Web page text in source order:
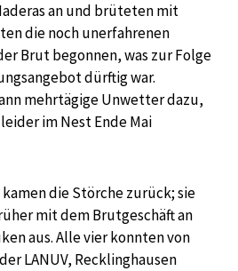
an und brüteten mit
die noch unerfahrenen
Brut begonnen, was zur Folge
dürftig war.
mehrtägige Unwetter dazu,
im Nest Ende Mai
kamen die Störche zurück; sie
mit dem Brutgeschäft an
aus. Alle vier konnten von
LANUV, Recklinghausen